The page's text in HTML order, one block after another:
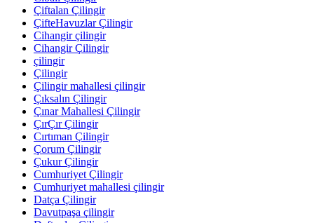
Çiftalan Çilingir
ÇifteHavuzlar Çilingir
Cihangir çilingir
Cihangir Çilingir
çilingir
Çilingir
Çilingir mahallesi çilingir
Çıksalın Çilingir
Çınar Mahallesi Çilingir
ÇırÇır Çilingir
Cırtıman Çilingir
Çorum Çilingir
Çukur Çilingir
Cumhuriyet Çilingir
Cumhuriyet mahallesi çilingir
Datça Çilingir
Davutpaşa çilingir